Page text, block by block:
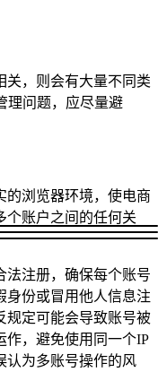
关，则会有大量不同类
理问题，应尽量避
的浏览器环境，使电商
个账户之间的任何关
法注册，确保每个账号
身份或冒用他人信息注
规定可能会导致账号被
作，避免使用同一个IP
认为多账号操作的风